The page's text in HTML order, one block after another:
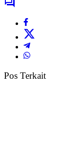
Pos Terkait